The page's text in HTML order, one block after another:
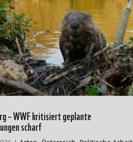
– WWF kritisiert geplante
scharf